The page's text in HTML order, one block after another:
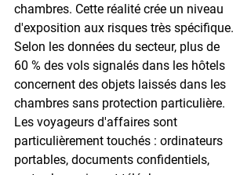
chambres. Cette réalité crée un niveau
d'exposition aux risques très spécifique.
Selon les données du secteur, plus de
60 % des vols signalés dans les hôtels
concernent des objets laissés dans les
chambres sans protection particulière.
Les voyageurs d'affaires sont
particulièrement touchés : ordinateurs
portables, documents confidentiels,